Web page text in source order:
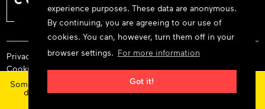
experience purposes. These data are anonymous.
By continuing, you are agreeing to our use of
cookies. You can, however, turn them off in your
browser settings. For more information
Got it!
Some features and content are currently unavailable today
due to maintenance at our service provider.Status
×
Privacy policy
Cookie policy
Terms and conditions